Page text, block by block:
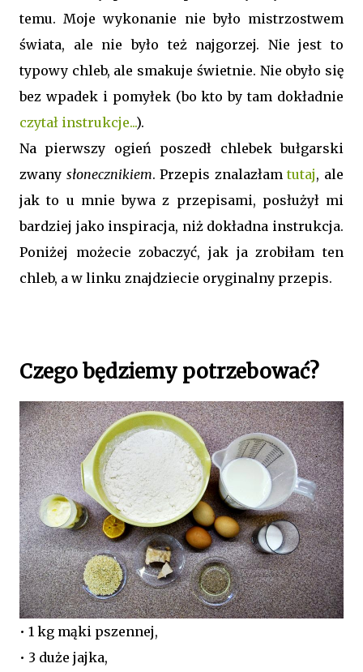
temu. Moje wykonanie nie było mistrzostwem
świata, ale nie było też najgorzej. Nie jest to
typowy chleb, ale smakuje świetnie. Nie obyło się
bez wpadek i pomyłek (bo kto by tam dokładnie
czytał instrukcje...).
Na pierwszy ogień poszedł chlebek bułgarski
zwany słonecznikiem. Przepis znalazłamtutaj, ale
jak to u mnie bywa z przepisami, posłużył mi
bardziej jako inspiracja, niż dokładna instrukcja.
Poniżej możecie zobaczyć, jak ja zrobiłam ten
chleb, a w linku znajdziecie oryginalny przepis.
Czego będziemy potrzebować?
• 1 kg mąki pszennej,
• 3 duże jajka,